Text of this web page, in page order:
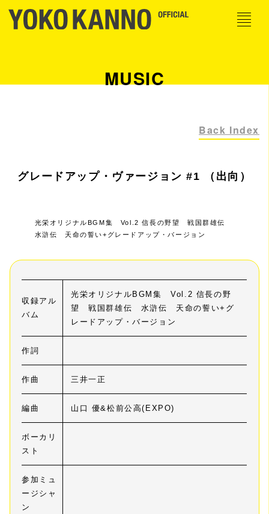
MUSIC
Back Index
グレードアップ・ヴァージョン #1 （出向）
光栄オリジナルBGM集 Vol.2 信長の野望 戦国群雄伝
水滸伝 天命の誓い+グレードアップ・バージョン
収録アル
バム
光栄オリジナルBGM集 Vol.2 信長の野
望 戦国群雄伝 水滸伝 天命の誓い+グ
レードアップ・バージョン
作詞
作曲 三井一正
編曲 山口 優&松前公高(EXPO)
ボーカリ
スト
参加ミュ
ージシャ
ン